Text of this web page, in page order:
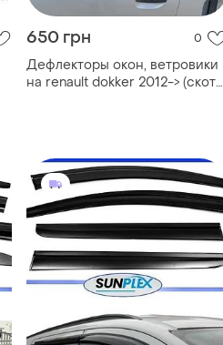
650 грн 0
Дефлекторы окон, ветровики
на renault dokker 2012-> (скотч)